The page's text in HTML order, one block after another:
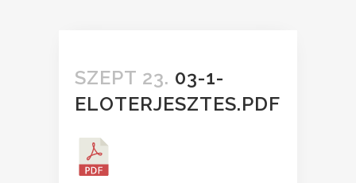
SZEPT 23. 03-1-
ELOTERJESZTES.PDF